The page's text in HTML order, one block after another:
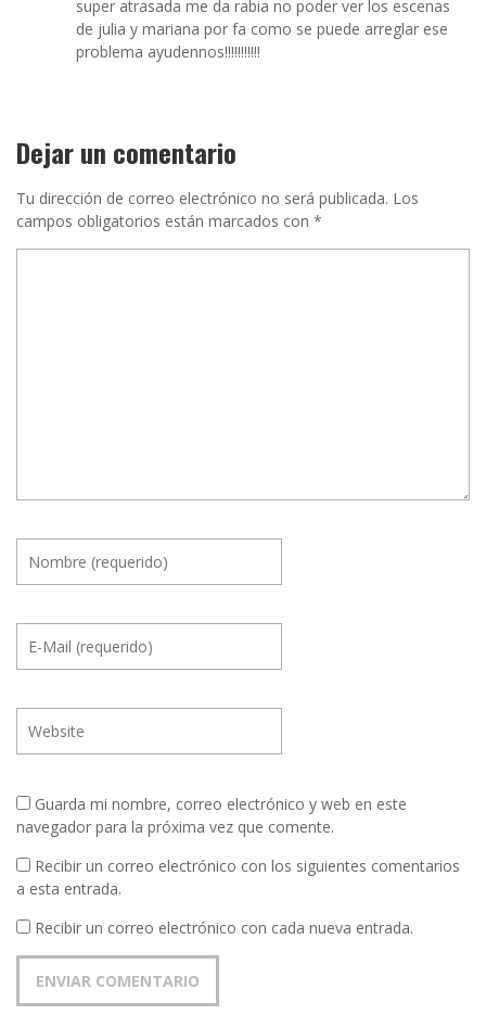
super atrasada me da rabia no poder ver los escenas
de julia y mariana por fa como se puede arreglar ese
problema ayudennos!!!!!!!!!!!
Dejar un comentario
Tu dirección de correo electrónico no será publicada. Los
campos obligatorios están marcados con *
Guarda mi nombre, correo electrónico y web en este
navegador para la próxima vez que comente.
Recibir un correo electrónico con los siguientes comentarios
a esta entrada.
Recibir un correo electrónico con cada nueva entrada.